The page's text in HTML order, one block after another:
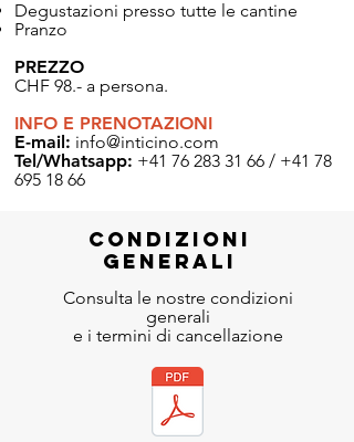
Degustazioni presso tutte le cantine
Pranzo
PREZZO
CHF 98.- a persona.
INFO E PRENOTAZIONI
E-mail: info@inticino.com
Tel/Whatsapp: +41 76 283 31 66 / +41 78
695 18 66
CONDIZIONI
GENERALI
Consulta le nostre condizioni
generali
e i termini di cancellazione